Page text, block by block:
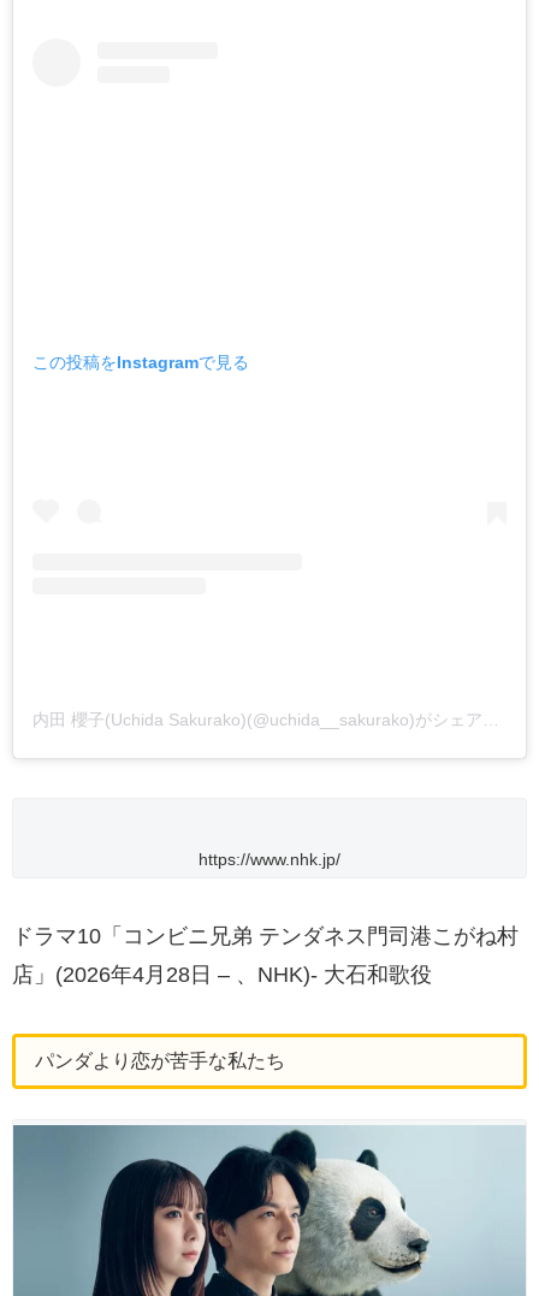
この投稿をInstagramで見る
内田 櫻子(Uchida Sakurako)(@uchida__sakurako)がシェアした投稿
https://www.nhk.jp/
ドラマ10「コンビニ兄弟 テンダネス門司港こがね村
店」(2026年4月28日 – 、NHK)- 大石和歌役
パンダより恋が苦手な私たち